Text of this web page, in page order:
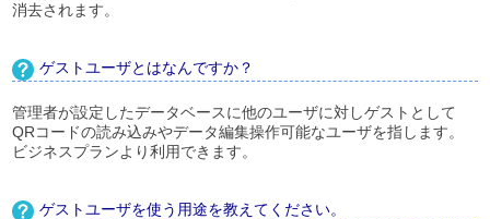
消去されます。
ゲストユーザとはなんですか？
管理者が設定したデータベースに他のユーザに対しゲストとして
QRコードの読み込みやデータ編集操作可能なユーザを指します。
ビジネスプランより利用できます。
ゲストユーザを使う用途を教えてください。